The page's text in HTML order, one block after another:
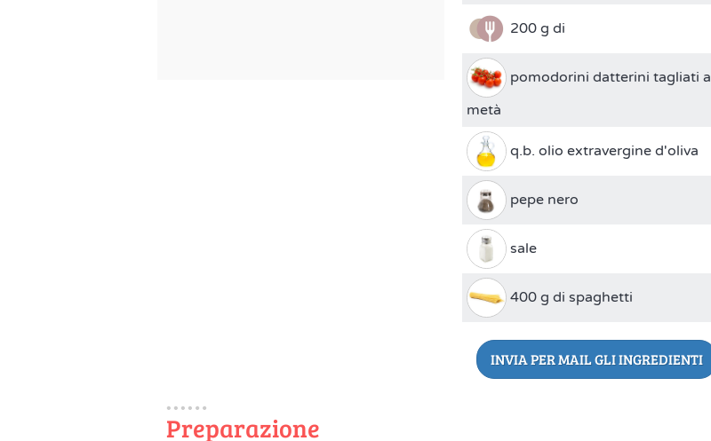
200 g di
pomodorini datterini tagliati a
metà
q.b. olio extravergine d'oliva
pepe nero
sale
400 g di spaghetti
INVIA PER MAIL GLI INGREDIENTI
Preparazione